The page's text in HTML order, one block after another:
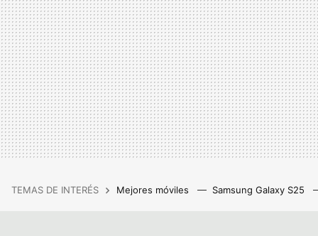
TEMAS DE INTERÉS Mejores móviles Samsung Galaxy S25